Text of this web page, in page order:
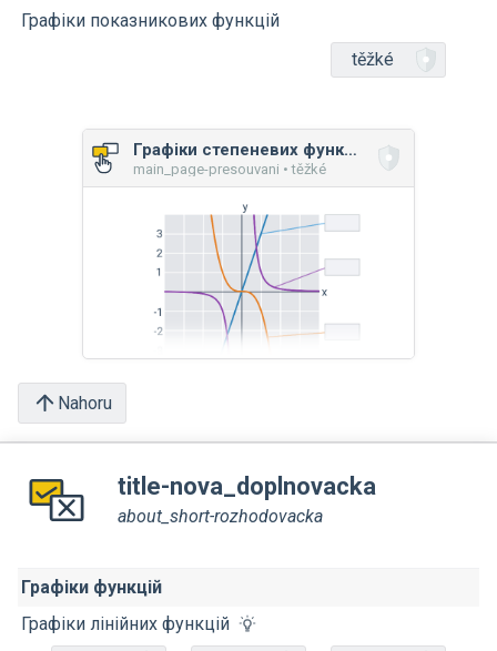
Графіки показникових функцій
těžké
Графіки степеневих функцій
main_page-presouvani • těžké
Nahoru
title-nova_doplnovacka
about_short-rozhodovacka
Графіки функцій
Графіки лінійних функцій